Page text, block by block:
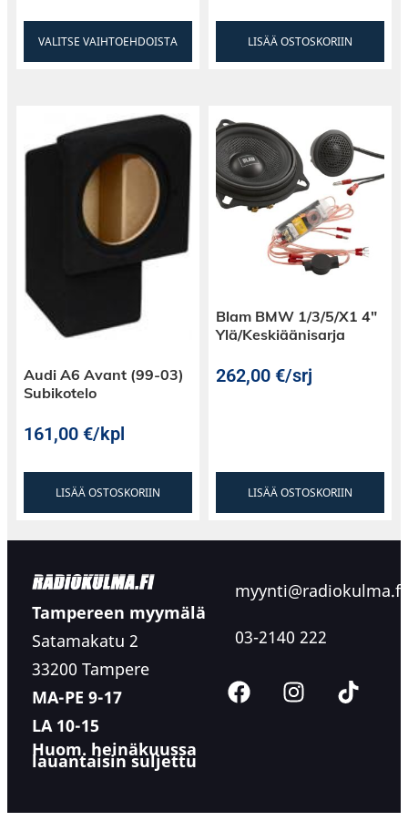
VALITSE VAIHTOEHDOISTA LISÄÄ OSTOSKORIIN
Audi A6 Avant (99-03)
Subikotelo
161,00€/kpl
LISÄÄ OSTOSKORIIN
Blam BMW 1/3/5/X1 4″
Ylä/Keskiäänisarja
262,00€/srj
LISÄÄ OSTOSKORIIN
Tampereen myymälä
Satamakatu 2
33200 Tampere
MA-PE 9-17
LA 10-15
Huom. heinäkuussa
lauantaisin suljettu
myynti@radiokulma.fi
03-2140 222